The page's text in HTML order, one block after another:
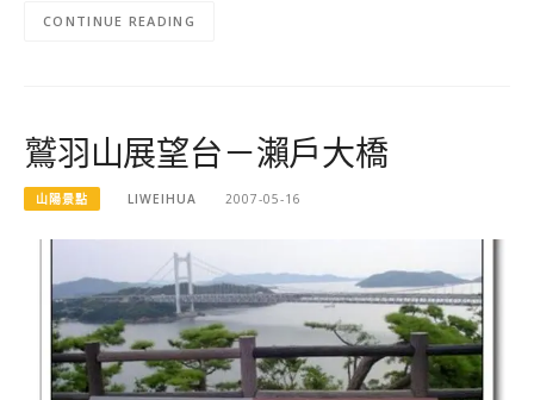
CONTINUE READING
鷲羽山展望台－瀨戶大橋
山陽景點 LIWEIHUA 2007-05-16